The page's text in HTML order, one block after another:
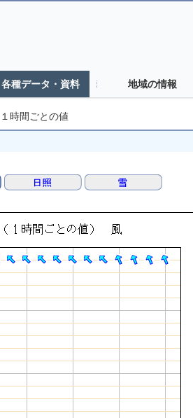
各種データ・資料 地域の情報
１時間ごとの値